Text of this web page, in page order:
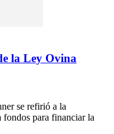
la Ley Ovina
se refirió a la
para financiar la